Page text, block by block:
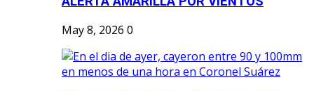
May 8, 2026 0